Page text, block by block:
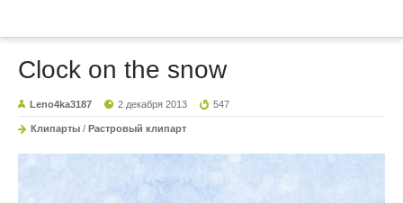
Clock on the snow
Leno4ka3187 2 декабря 2013 547
Клипарты / Растровый клипарт